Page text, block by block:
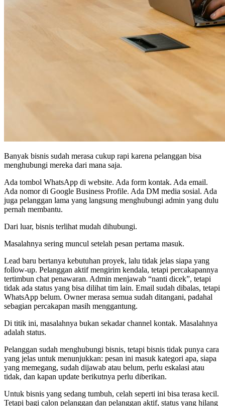
Banyak bisnis sudah merasa cukup rapi karena pelanggan bisa
menghubungi mereka dari mana saja.
Ada tombol WhatsApp di website. Ada form kontak. Ada email.
Ada nomor di Google Business Profile. Ada DM media sosial. Ada
juga pelanggan lama yang langsung menghubungi admin yang dulu
pernah membantu.
Dari luar, bisnis terlihat mudah dihubungi.
Masalahnya sering muncul setelah pesan pertama masuk.
Lead baru bertanya kebutuhan proyek, lalu tidak jelas siapa yang
follow-up. Pelanggan aktif mengirim kendala, tetapi percakapannya
tertimbun chat penawaran. Admin menjawab “nanti dicek”, tetapi
tidak ada status yang bisa dilihat tim lain. Email sudah dibalas, tetapi
WhatsApp belum. Owner merasa semua sudah ditangani, padahal
sebagian percakapan masih menggantung.
Di titik ini, masalahnya bukan sekadar channel kontak. Masalahnya
adalah status.
Pelanggan sudah menghubungi bisnis, tetapi bisnis tidak punya cara
yang jelas untuk menunjukkan: pesan ini masuk kategori apa, siapa
yang memegang, sudah dijawab atau belum, perlu eskalasi atau
tidak, dan kapan update berikutnya perlu diberikan.
Untuk bisnis yang sedang tumbuh, celah seperti ini bisa terasa kecil.
Tetapi bagi calon pelanggan dan pelanggan aktif, status yang hilang